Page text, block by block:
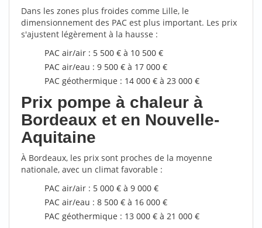
Dans les zones plus froides comme Lille, le
dimensionnement des PAC est plus important. Les prix
s'ajustent légèrement à la hausse :
PAC air/air : 5 500 € à 10 500 €
PAC air/eau : 9 500 € à 17 000 €
PAC géothermique : 14 000 € à 23 000 €
Prix pompe à chaleur à
Bordeaux et en Nouvelle-
Aquitaine
À Bordeaux, les prix sont proches de la moyenne
nationale, avec un climat favorable :
PAC air/air : 5 000 € à 9 000 €
PAC air/eau : 8 500 € à 16 000 €
PAC géothermique : 13 000 € à 21 000 €